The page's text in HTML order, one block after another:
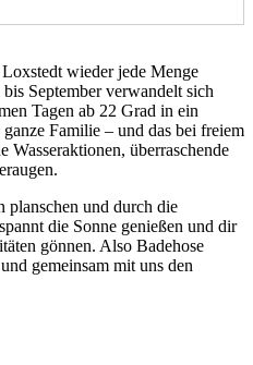
wieder jede Menge
September verwandelt sich
Tagen ab 22 Grad in ein
Familie – und das bei freiem
überraschende
planschen und durch die
die Sonne genießen und dir
gönnen. Also Badehose
gemeinsam mit uns den